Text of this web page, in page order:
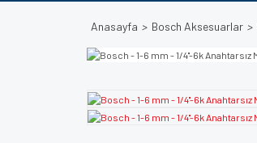
Anasayfa Bosch Aksesuarlar